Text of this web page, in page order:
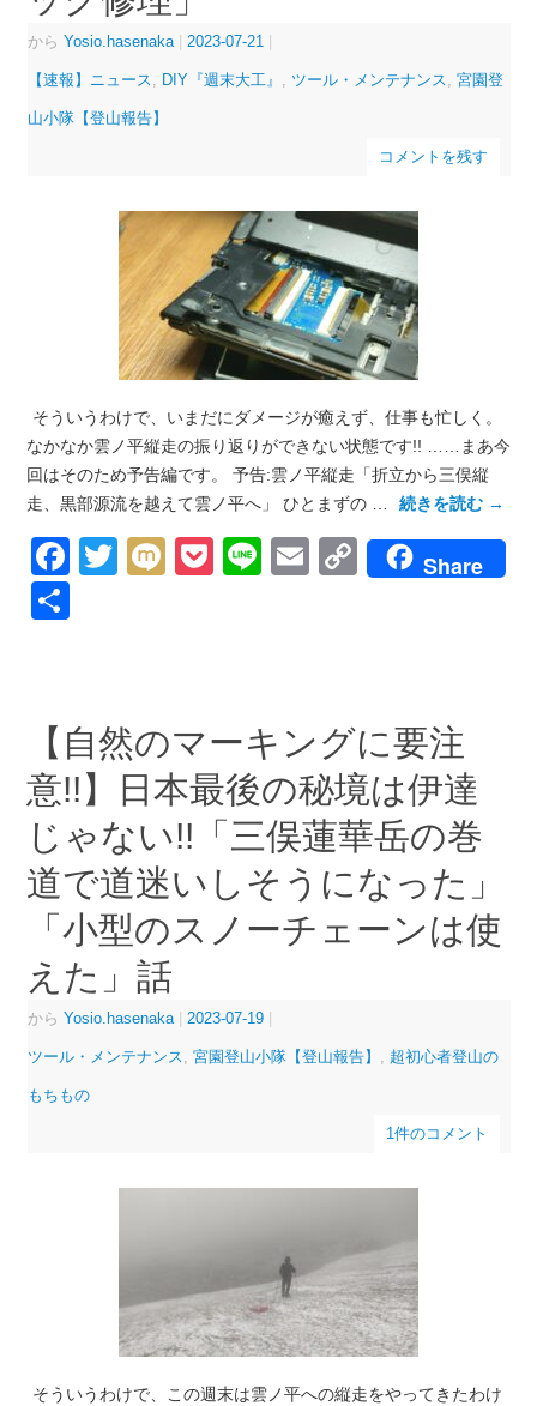
から Yosio.hasenaka 2023-07-21
【速報】ニュース, DIY『週末大工』 , ツール・メンテナンス, 宮園登
山小隊【登山報告】
コメントを残す
そういうわけで、いまだにダメージが癒えず、仕事も忙しく。
なかなか雲ノ平縦走の振り返りができない状態です!! ……まあ今
回はそのため予告編です。 予告:雲ノ平縦走「折立から三俣縦
走、黒部源流を越えて雲ノ平へ」 ひとまずの …
続きを読む →
Facebook
Twitter
MixiPocket
LineEmailCopyShare
【自然のマーキングに要注
意!!】日本最後の秘境は伊達
じゃない!!「三俣蓮華岳の巻
道で道迷いしそうになった」
「小型のスノーチェーンは使
えた」話
から Yosio.hasenaka 2023-07-19
ツール・メンテナンス, 宮園登山小隊【登山報告】 , 超初心者登山の
もちもの
1件のコメント
そういうわけで、この週末は雲ノ平への縦走をやってきたわけ